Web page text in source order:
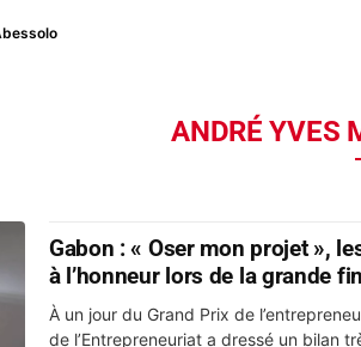
ANDRÉ YVES
Gabon : « Oser mon projet »,
à l’honneur lors de la grande
À un jour du Grand Prix de
de l’Entrepreneuriat a dressé un bilan